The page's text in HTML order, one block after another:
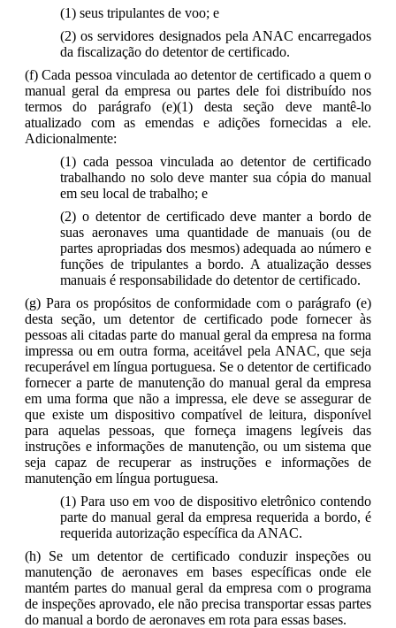
(1) seus tripulantes de voo; e
(2) os servidores designados pela ANAC encarregados
da fiscalização do detentor de certificado.
(f) Cada pessoa vinculada ao detentor de certificado a quem o
manual geral da empresa ou partes dele foi distribuído nos
termos do parágrafo (e)(1) desta seção deve mantê-lo
atualizado com as emendas e adições fornecidas a ele.
Adicionalmente:
(1) cada pessoa vinculada ao detentor de certificado
trabalhando no solo deve manter sua cópia do manual
em seu local de trabalho; e
(2) o detentor de certificado deve manter a bordo de
suas aeronaves uma quantidade de manuais (ou de
partes apropriadas dos mesmos) adequada ao número e
funções de tripulantes a bordo. A atualização desses
manuais é responsabilidade do detentor de certificado.
(g) Para os propósitos de conformidade com o parágrafo (e)
desta seção, um detentor de certificado pode fornecer às
pessoas ali citadas parte do manual geral da empresa na forma
impressa ou em outra forma, aceitável pela ANAC, que seja
recuperável em língua portuguesa. Se o detentor de certificado
fornecer a parte de manutenção do manual geral da empresa
em uma forma que não a impressa, ele deve se assegurar de
que existe um dispositivo compatível de leitura, disponível
para aquelas pessoas, que forneça imagens legíveis das
instruções e informações de manutenção, ou um sistema que
seja capaz de recuperar as instruções e informações de
manutenção em língua portuguesa.
(1) Para uso em voo de dispositivo eletrônico contendo
parte do manual geral da empresa requerida a bordo, é
requerida autorização específica da ANAC.
(h) Se um detentor de certificado conduzir inspeções ou
manutenção de aeronaves em bases específicas onde ele
mantém partes do manual geral da empresa com o programa
de inspeções aprovado, ele não precisa transportar essas partes
do manual a bordo de aeronaves em rota para essas bases.